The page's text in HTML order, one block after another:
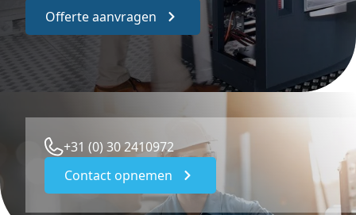
Offerte aanvragen
+31 (0) 30 2410972
Contact opnemen